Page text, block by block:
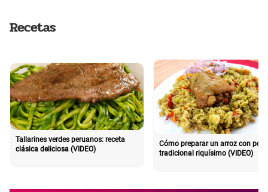
Recetas
Tallarines verdes peruanos: receta
clásica deliciosa (VIDEO)
Cómo preparar un arroz con pollo
tradicional riquísimo (VIDEO)